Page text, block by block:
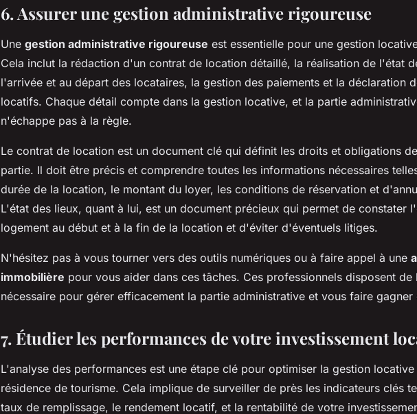
6. Assurer une gestion administrative rigoureuse
Une gestion administrative rigoureuse est essentielle pour une gestion
Cela inclut la rédaction d'un contrat de location détaillé, la réalisation de l'état
l'arrivée et au départ des locataires, la gestion des paiements et la déclaration
locatifs. Chaque détail compte dans la gestion locative, et la partie
n'échappe pas à la règle.
Le contrat de location est un document clé qui définit les droits et obligations
partie. Il doit être précis et comprendre toutes les informations nécessaires
durée de la location, le montant du loyer, les conditions de réservation et
L'état des lieux, quant à lui, est un document précieux qui permet de constater
logement au début et à la fin de la location et d'éviter d'éventuels litiges.
N'hésitez pas à vous tourner vers des outils numériques ou à faire appel à une
immobilière pour vous aider dans ces tâches. Ces professionnels disposent de
nécessaire pour gérer efficacement la partie administrative et vous faire gagner
7. Étudier les performances de votre investissement
L'analyse des performances est une étape clé pour optimiser la gestion
résidence de tourisme. Cela implique de surveiller de près les indicateurs clés
taux de remplissage, le rendement locatif, et la rentabilité de votre